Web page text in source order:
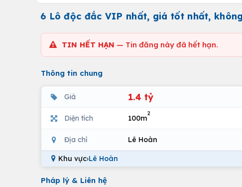
6 Lô độc đắc VIP nhất, giá tốt nhất,
TIN HẾT HẠN — Tin đăng này đã hết hạn.
Thông tin chung
Giá 1.4 tỷ
Diện tích 100m
2
Địa chỉ Lê Hoàn
Khu vực›Lê Hoàn
Pháp lý & Liên hệ